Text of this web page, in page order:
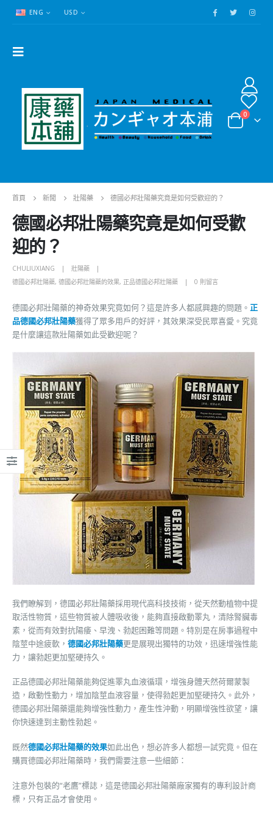
ENG USD
0
首頁 新聞 壯陽藥 德國必邦壯陽藥究竟是如何受歡迎的？
德國必邦壯陽藥究竟是如何受歡
迎的？
CHULIUXIANG
壯陽藥
德國必邦壯陽藥, 德國必邦壯陽藥的效果, 正品德國必邦壯陽藥 0 則留言
德國必邦壯陽藥的神奇效果究竟如何？這是許多人都感興趣的問題。 正
品德國必邦壯陽藥獲得了眾多用戶的好評，其效果深受民眾喜愛。究竟
是什麼讓這款壯陽藥如此受歡迎呢？
我們瞭解到，德國必邦壯陽藥採用現代高科技技術，從天然動植物中提
取活性物質，這些物質被人體吸收後，能夠直接啟動睪丸，清除腎臟毒
素，從而有效對抗陽痿、早洩、勃起困難等問題。特別是在房事過程中
陰莖中途疲軟， 德國必邦壯陽藥更是展現出獨特的功效，迅速增強性能
力，讓勃起更加堅硬持久。
正品德國必邦壯陽藥能夠促進睪丸血液循環，增強身體天然荷爾蒙製
造，啟動性動力，增加陰莖血液容量，使得勃起更加堅硬持久。此外，
德國必邦壯陽藥還能夠增強性動力，產生性沖動，明顯增強性欲望，讓
你快速達到主動性勃起。
既然德國必邦壯陽藥的效果如此出色，想必許多人都想一試究竟。但在
購買德國必邦壯陽藥時，我們需要注意一些細節：
注意外包裝的“老鷹”標誌，這是德國必邦壯陽藥廠家獨有的專利設計商
標，只有正品才會使用。